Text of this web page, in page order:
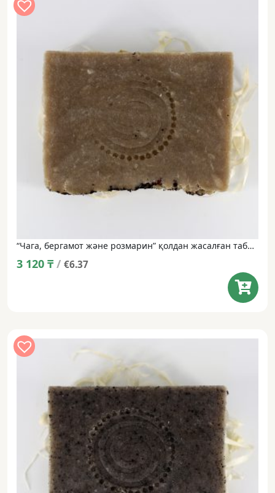
“Чага, бергамот және розмарин” қолдан жасалған табиғи сабын • 100 г
3 120 ₸ / €6.37